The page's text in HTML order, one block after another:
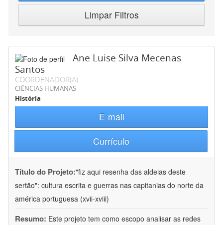
Limpar Filtros
Ane Luise Silva Mecenas
Santos
COORDENADOR(A)
CIÊNCIAS HUMANAS
História
E-mail
Currículo
Título do Projeto:"fiz aqui resenha das aldeias deste
sertão": cultura escrita e guerras nas capitanias do norte da
américa portuguesa (xvii-xviii)
Resumo: Este projeto tem como escopo analisar as redes